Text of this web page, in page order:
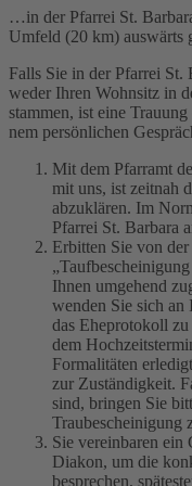
…in der Pfarrei St.
Umfeld (20 km) auswärts
Falls Sie in der Pfar­rei St.
we­der Ihren Wohn­sitz in
stam­men, ist eine
nem per­sön­lichen
Mit dem Pfarramt
mit uns, ist zeitnah
abzuklären. Im
Pfarrei St. Barbara
Erbitten Sie von
Ihnen umgehend
wenden Sie sich
das Eheprotokoll
dem
Formalitäten
zur Zuständigkeit.
sind, bringen Sie
Traubescheinigung
Sie vereinbaren ein
Diakon, um die
besprechen,